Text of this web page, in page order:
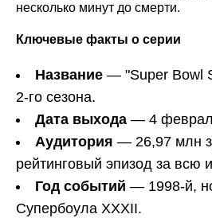
несколько минут до смерти.
Ключевые факты о серии
Название — "Super Bowl
2-го сезона.
Дата выхода — 4
Аудитория — 26,97 млн
рейтинговый эпизод за всю
Год событий — 1998-й,
Супербоула XXXII.